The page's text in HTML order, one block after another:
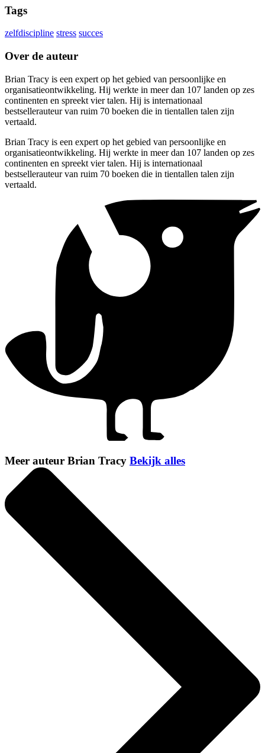
Tags
zelfdiscipline stress succes
Over de auteur
Brian Tracy is een expert op het gebied van persoonlijke en
organisatieontwikkeling. Hij werkte in meer dan 107 landen op zes
continenten en spreekt vier talen. Hij is internationaal
bestsellerauteur van ruim 70 boeken die in tientallen talen zijn
vertaald.
Brian Tracy is een expert op het gebied van persoonlijke en
organisatieontwikkeling. Hij werkte in meer dan 107 landen op zes
continenten en spreekt vier talen. Hij is internationaal
bestsellerauteur van ruim 70 boeken die in tientallen talen zijn
vertaald.
Meer auteur Brian Tracy Bekijk alles